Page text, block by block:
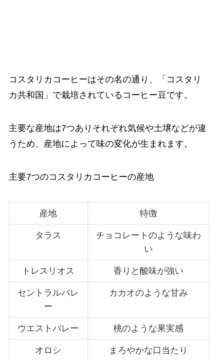
コスタリカコーヒーはその名の通り、「コスタリ
カ共和国」で栽培されているコーヒー豆です。
主要な産地は7つありそれぞれ気候や土壌などが違
うため、産地によって味の変化が生まれます。
主要7つのコスタリカコーヒーの産地
産地 特徴
タラス
チョコレートのような味わ
い
トレスリオス 香りと酸味が強い
セントラルバレ
ー
カカオのような甘み
ウエストバレー 桃のような果実感
オロシ まろやかな口当たり